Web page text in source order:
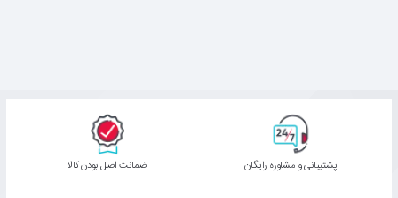
پشتیبانی و مشاوره رایگان ﺿﻤﺎﻧﺖ اﺻﻞ ﺑﻮدن ﮐﺎﻟﺎ